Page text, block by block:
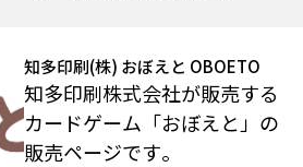
知多印刷株式会社が販売する
カードゲーム「おぼえと」の
販売ページです。
知多印刷(株) おぼえと OBOETO